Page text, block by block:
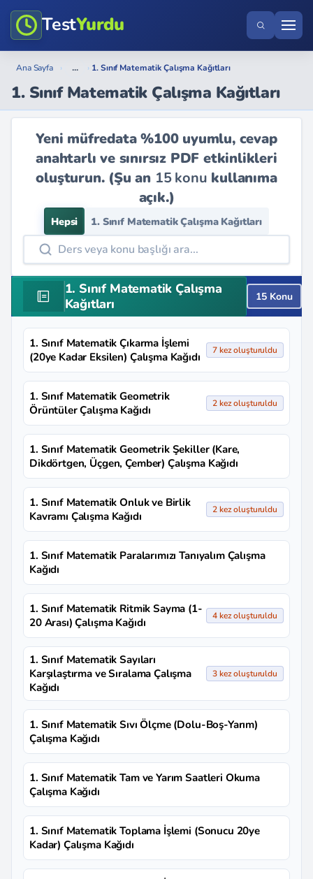
TestYurdu
Ana Sayfa › ... › 1. Sınıf Matematik Çalışma Kağıtları
1. Sınıf Matematik Çalışma Kağıtları
Yeni müfredata %100 uyumlu, cevap
anahtarlı ve sınırsız PDF etkinlikleri
oluşturun. (Şu an 15 konu kullanıma
açık.)
Hepsi 1. Sınıf Matematik Çalışma Kağıtları
1. Sınıf Matematik Çalışma
Kağıtları
15 Konu
1. Sınıf Matematik Çıkarma İşlemi
(20ye Kadar Eksilen) Çalışma Kağıdı
7 kez oluşturuldu
1. Sınıf Matematik Geometrik
Örüntüler Çalışma Kağıdı
2 kez oluşturuldu
1. Sınıf Matematik Geometrik Şekiller (Kare,
Dikdörtgen, Üçgen, Çember) Çalışma Kağıdı
1. Sınıf Matematik Onluk ve Birlik
Kavramı Çalışma Kağıdı
2 kez oluşturuldu
1. Sınıf Matematik Paralarımızı Tanıyalım Çalışma
Kağıdı
1. Sınıf Matematik Ritmik Sayma (1-
20 Arası) Çalışma Kağıdı
4 kez oluşturuldu
1. Sınıf Matematik Sayıları
Karşılaştırma ve Sıralama Çalışma
Kağıdı
3 kez oluşturuldu
1. Sınıf Matematik Sıvı Ölçme (Dolu-Boş-Yarım)
Çalışma Kağıdı
1. Sınıf Matematik Tam ve Yarım Saatleri Okuma
Çalışma Kağıdı
1. Sınıf Matematik Toplama İşlemi (Sonucu 20ye
Kadar) Çalışma Kağıdı